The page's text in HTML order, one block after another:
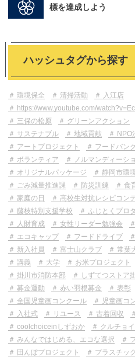
標を達成しよう
ハッシュタグから探す
環境保全 清掃活動
入江店
https://www.youtube.com/
三保の松原
グリーンアクション
サステナブル
地域貢献
NPO
アートプロジェクト
フードバン
ボランティア
ノルマンディーシ
オリジナルパッケージ
静岡市環
ごみ減量推進課
防災訓練 食
家庭の日
高校生対抗レシピコン
藤枝特別支援学校
ふじとくプロ
人財育成
女性リーダー勉強会
エコキャップ
フードドライブ
新入社員
富士山クラブ 常葉
講義
大学 お米プロジェクト
掛川市消防本部
しずてつストア
募金運動
赤い羽根募金 表彰
全国児童画コンクール
児童画コ
入社式
リユース 古着回収
coolchoiceinしずおか
クルチョ
みんなではじめる、エコな選択
田んぼプロジェクト
プラスチッ